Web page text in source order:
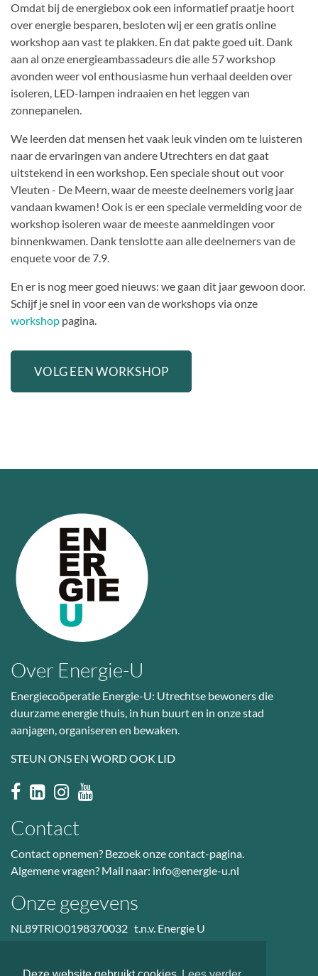
Omdat bij de energiebox ook een informatief praatje hoort
over energie besparen, besloten wij er een gratis online
workshop aan vast te plakken. En dat pakte goed uit. Dank
aan al onze energieambassadeurs die alle 57 workshop
avonden weer vol enthousiasme hun verhaal deelden over
isoleren, LED-lampen indraaien en het leggen van
zonnepanelen.
We leerden dat mensen het vaak leuk vinden om te luisteren
naar de ervaringen van andere Utrechters en dat gaat
uitstekend in een workshop. Een speciale shout out voor
Vleuten - De Meern, waar de meeste deelnemers vorig jaar
vandaan kwamen! Ook is er een speciale vermelding voor de
workshop isoleren waar de meeste aanmeldingen voor
binnenkwamen. Dank tenslotte aan alle deelnemers van de
enquete voor de 7.9.
En er is nog meer goed nieuws: we gaan dit jaar gewoon door.
Schijf je snel in voor een van de workshops via onze
workshop pagina.
VOLG EEN WORKSHOP
Over Energie-U
Energiecoöperatie Energie-U: Utrechtse bewoners die
duurzame energie thuis, in hun buurt en in onze stad
aanjagen, organiseren en bewaken.
STEUN ONS EN WORD OOK LID
Contact
Contact opnemen? Bezoekonze contact-pagina.
Algemene vragen? Mail naar: info@energie-u.nl
Onze gegevens
NL89TRIO0198370032 t.n.v. Energie U